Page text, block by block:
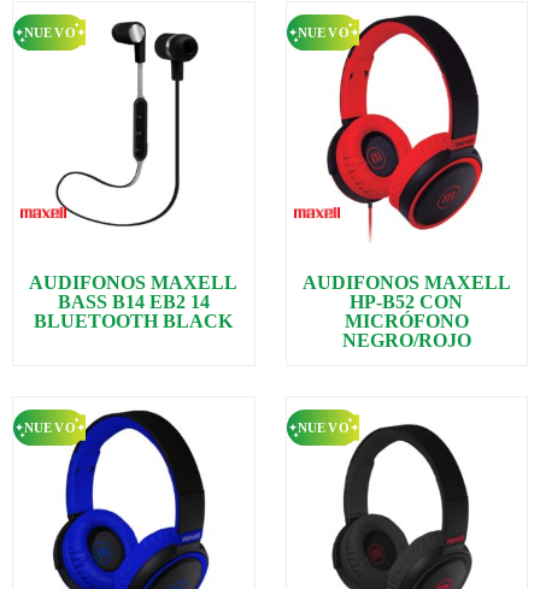
AUDIFONOS MAXELL
BASS B14 EB2 14
BLUETOOTH BLACK
AUDIFONOS MAXELL
HP-B52 CON
MICRÓFONO
NEGRO/ROJO